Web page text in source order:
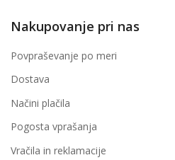
Nakupovanje pri nas
Povpraševanje po meri
Dostava
Načini plačila
Pogosta vprašanja
Vračila in reklamacije